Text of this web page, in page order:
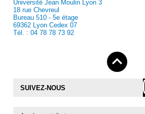
Université Jean Moulin Lyon 3
18 rue Chevreul
Bureau 510 - 5e étage
69362 Lyon Cedex 07
Tél. : 04 78 78 73 92
SUIVEZ-NOUS